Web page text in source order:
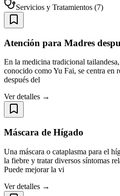
Servicios y Tratamientos (7)
Atención para Madres
En la medicina tradicional
conocido como Yu Fai, se centra en
después del
Ver detalles →
Máscara de Hígado
Una máscara o cataplasma para el
la fiebre y tratar diversos síntomas
Puede mejorar la vi
Ver detalles →